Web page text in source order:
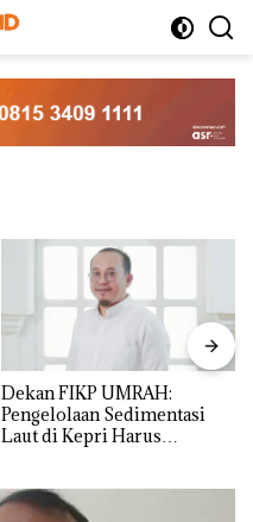
Dekan FIKP UMRAH:
Pengelolaan Sedimentasi
Laut di Kepri Harus
dengan Konservasi